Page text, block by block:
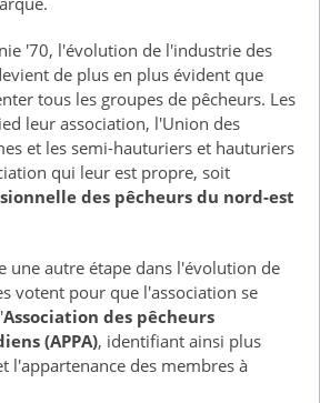
'70, l'évolution de l'industrie des
de plus en plus évident que
tous les groupes de pêcheurs. Les
leur association, l'Union des
et les semi-hauturiers et hauturiers
qui leur est propre, soit
des pêcheurs du nord-est
une autre étape dans l'évolution de
votent pour que l'association se
Association des pêcheurs
(APPA), identifiant ainsi plus
l'appartenance des membres à